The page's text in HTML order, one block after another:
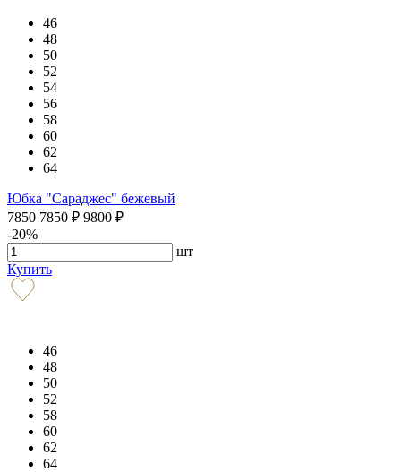
46
48
50
52
54
56
58
60
62
64
Юбка "Сараджес" бежевый
7850 7850 ₽ 9800 ₽
-20%
шт
Купить
46
48
50
52
58
60
62
64